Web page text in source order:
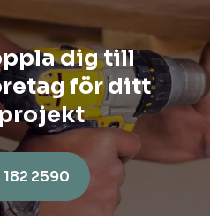
dig till
för ditt
182 2590